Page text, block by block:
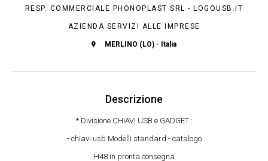
RESP. COMMERCIALE PHONOPLAST SRL - LOGOUSB.IT
AZIENDA SERVIZI ALLE IMPRESE
MERLINO (LO) - Italia
Descrizione
* Divisione CHIAVI USB e GADGET :
- chiavi usb Modelli standard - catalogo
H48 in pronta consegna